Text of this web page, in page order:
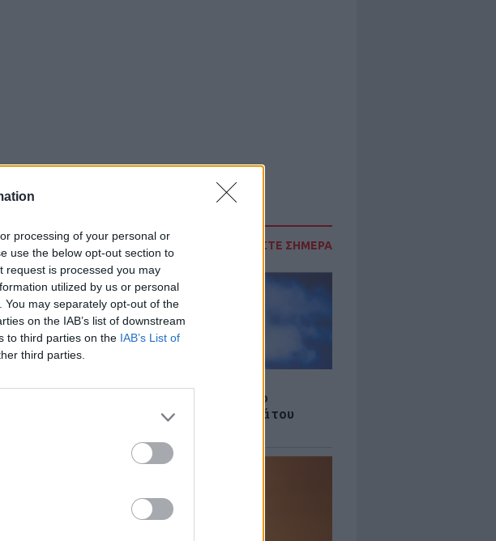
processing of your personal or
use the below opt-out section to
request is processed you may
utilized by us or personal
may separately opt-out of the
on the IAB’s list of downstream
to third parties on the IAB’s List of
third parties.
ΔΙΑΒΑΣΤΕ ΣΗΜΕΡΑ
O Γιώργος Παράσχος ξανά στο
νοσοκομείο για θεραπεία κατά του